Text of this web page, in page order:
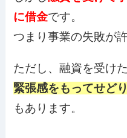
に借金です。
つまり事業の失敗が
ただし、融資を受け
緊張感をもってせど
もあります。